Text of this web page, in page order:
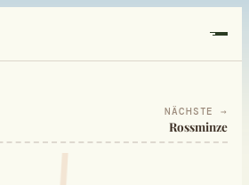
NÄCHSTE →
Rossminze